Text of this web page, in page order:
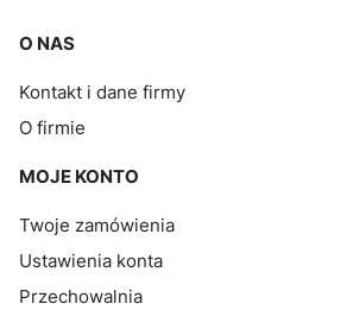
Linki w stopce
O NAS
Kontakt i dane firmy
O firmie
MOJE KONTO
Twoje zamówienia
Ustawienia konta
Przechowalnia